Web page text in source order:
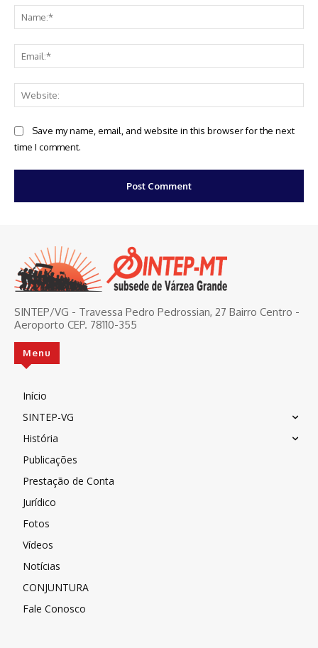
Save my name, email, and website in this browser for the next
time I comment.
SINTEP/VG - Travessa Pedro Pedrossian, 27 Bairro Centro -
Aeroporto CEP. 78110-355
Menu
Início
SINTEP-VG
História
Publicações
Prestação de Conta
Jurídico
Fotos
Vídeos
Notícias
CONJUNTURA
Fale Conosco